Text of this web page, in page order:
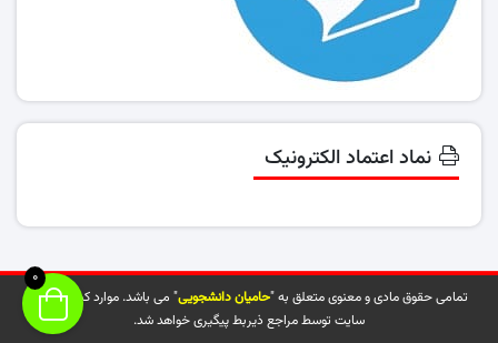
نماد اعتماد الکترونیک
تمامی حقوق مادی و معنوی متعلق به "حامیان دانشجویی" می باشد. موارد کپی شده از
سایت توسط مراجع ذیربط پیگیری خواهد شد.
0